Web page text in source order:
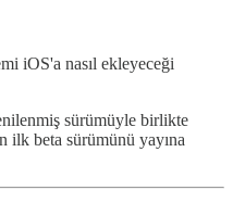
iOS'a nasıl ekleyeceği
sürümüyle birlikte
ilk beta sürümünü yayına